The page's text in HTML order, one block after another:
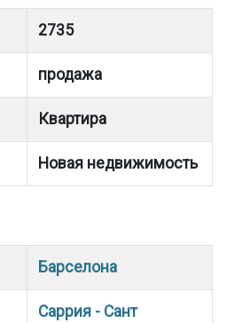
2735
продажа
Квартира
Новая недвижимость
Барселона
Саррия - Сант